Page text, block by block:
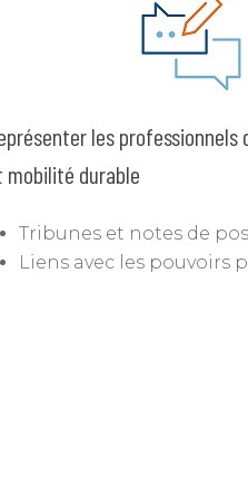
Tapez ENTRÉE
les
mobilité durable
Tribunes et notes de
Liens avec les pouvoirs